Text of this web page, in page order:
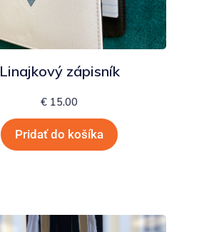
Linajkový zápisník
€ 15.00
Pridať do košíka